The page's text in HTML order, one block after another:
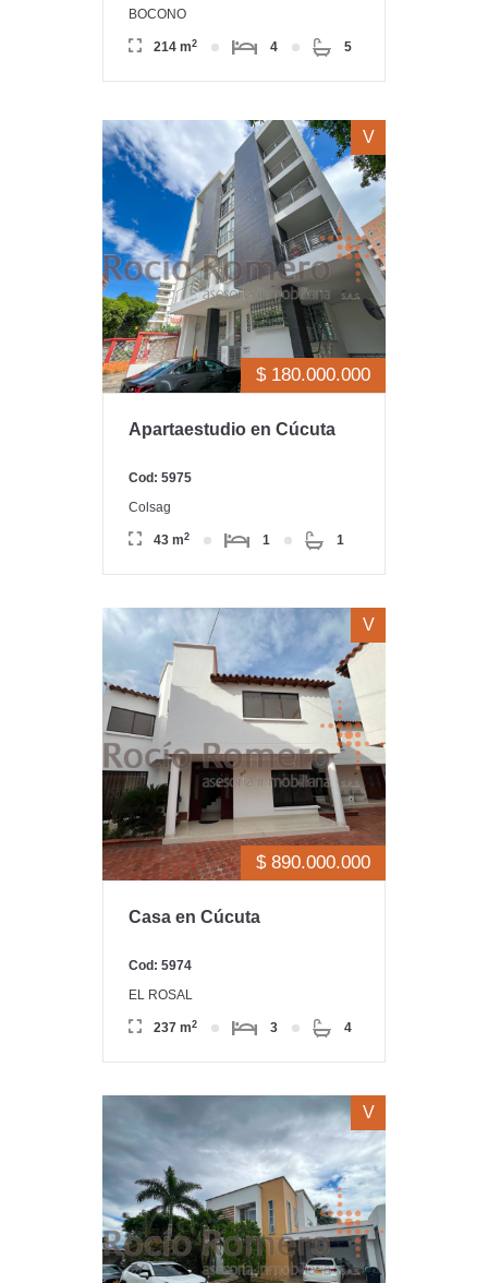
BOCONO
214 m2 4 5
V
$ 180.000.000
Apartaestudio en Cúcuta
Cod: 5975
Colsag
43 m2 1 1
V
$ 890.000.000
Casa en Cúcuta
Cod: 5974
EL ROSAL
237 m2 3 4
V